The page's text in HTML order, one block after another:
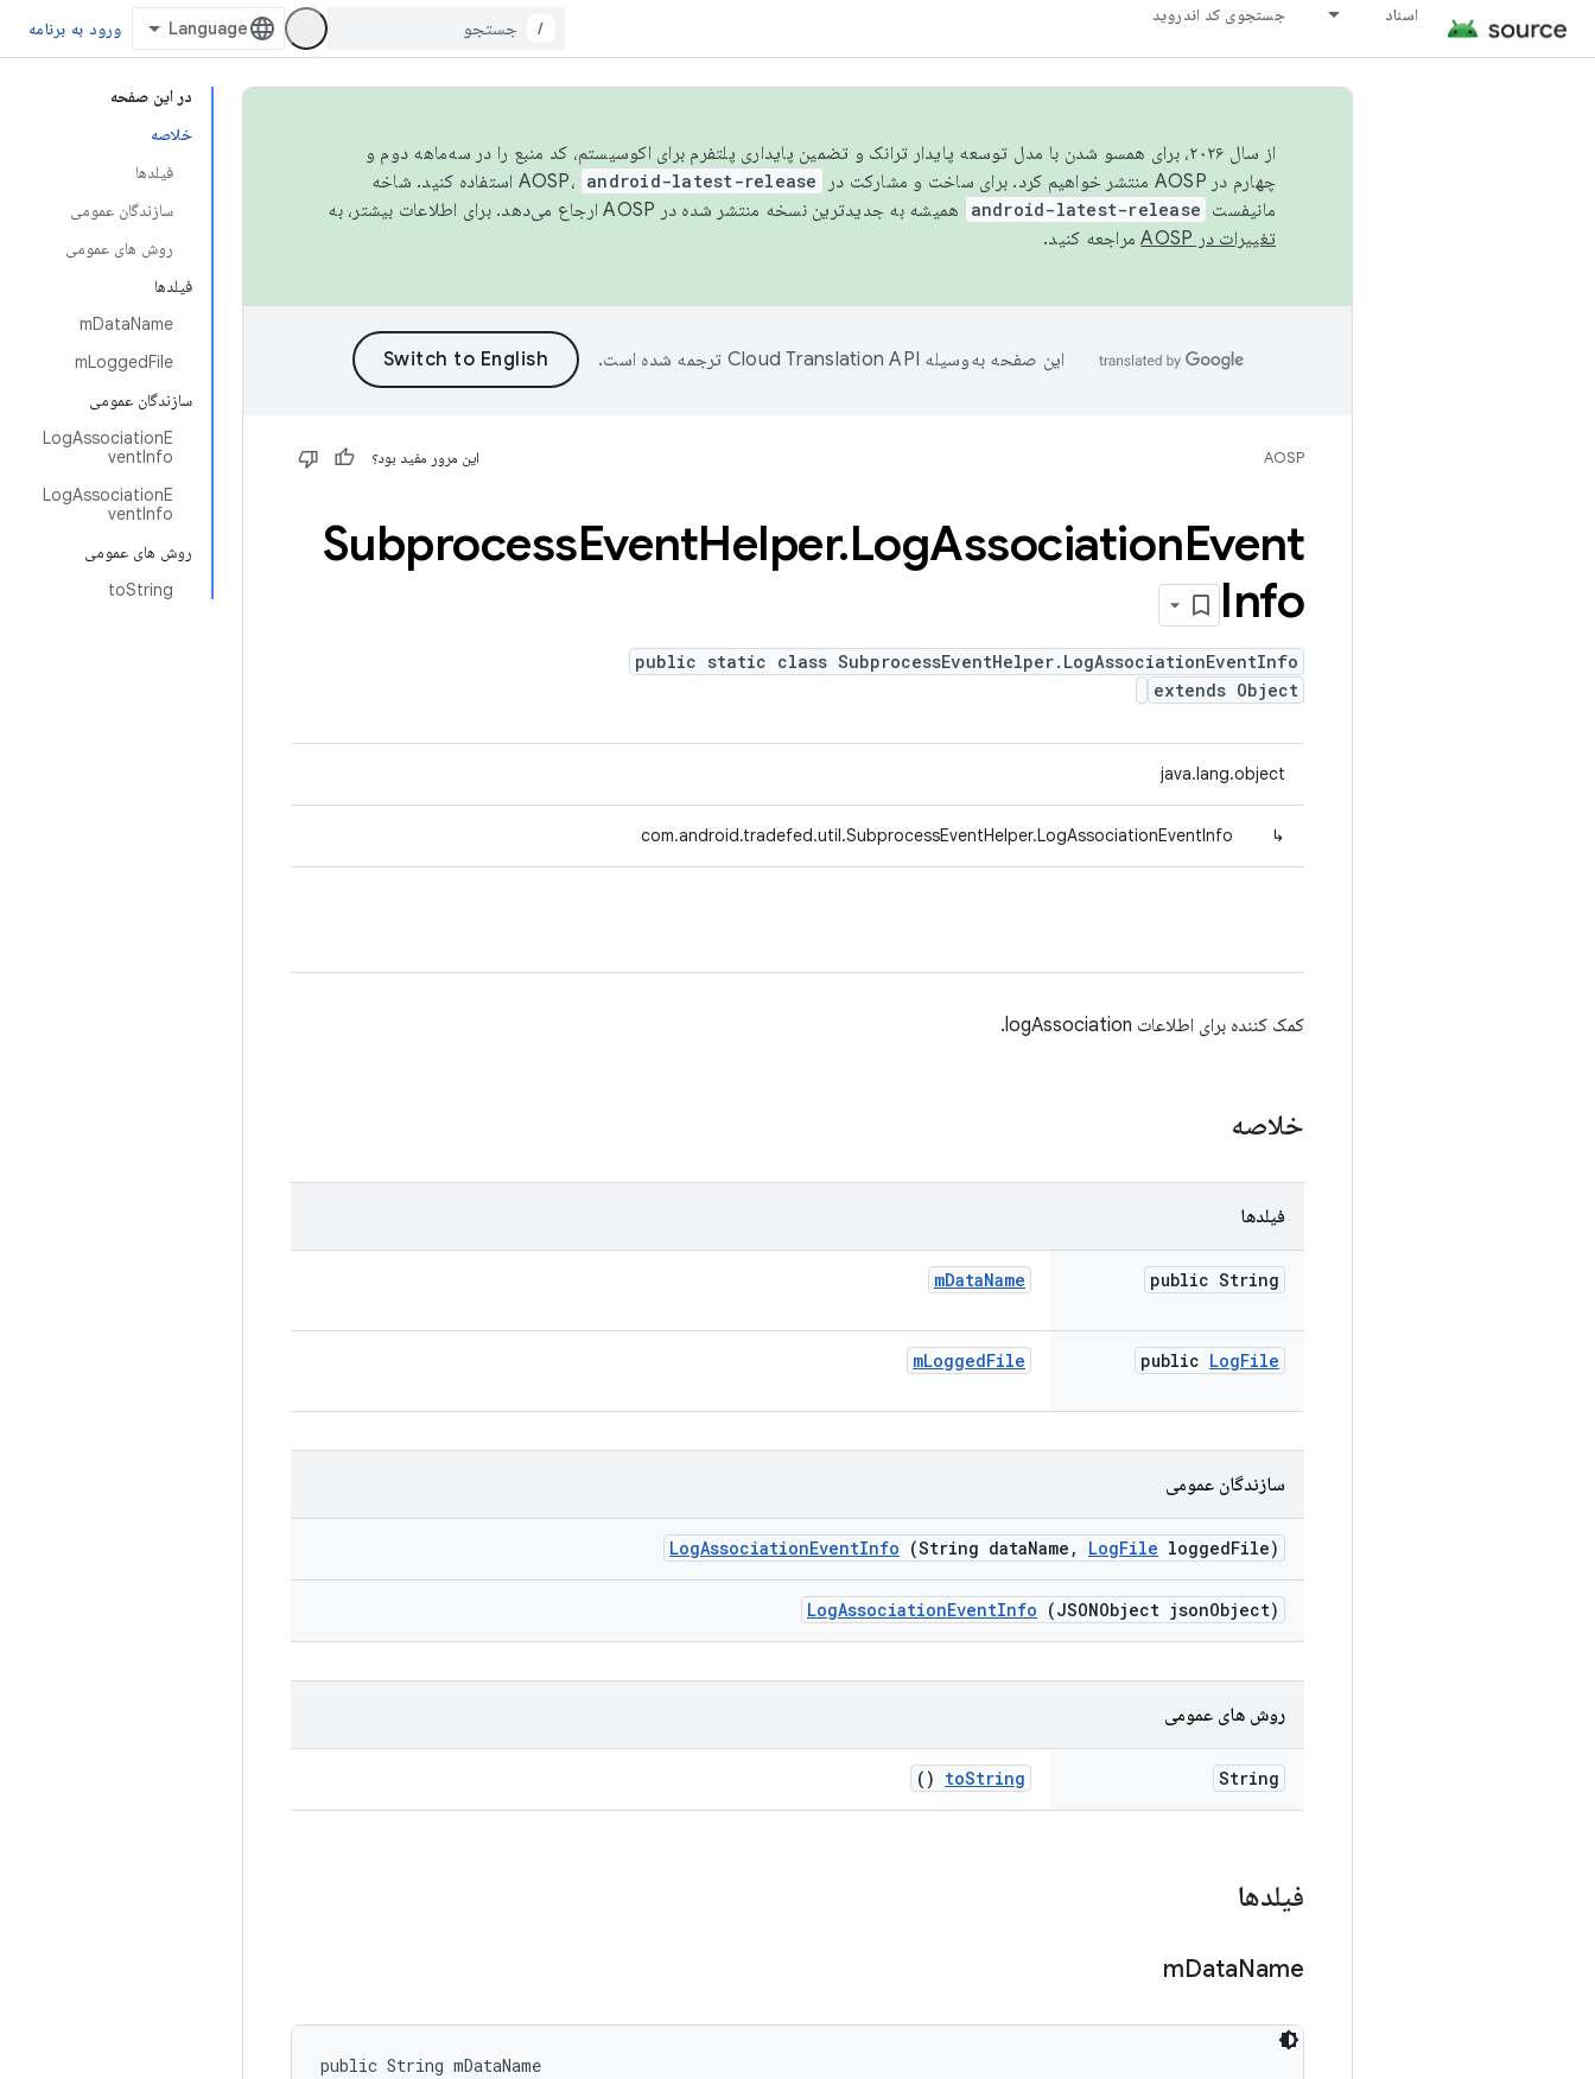
اسناد جستجوی کد اندروید
/ ورود به برنامه
در این صفحه
خلاصه
فیلدها
سازندگان عمومی
روش های عمومی
فیلدها
mDataName
mLoggedFile
سازندگان عمومی
LogAssociationE
ventInfo
LogAssociationE
ventInfo
روش های عمومی
toString
از سال ۲۰۲۶، برای همسو شدن با مدل توسعه پایدار ترانک و تضمین پایداری پلتفرم برای اکوسیستم، کد منبع را در سه‌ماهه دوم و
چهارم در AOSP منتشر خواهیم کرد. برای ساخت و مشارکت در AOSP،
android-latest-release
استفاده کنید. شاخه
مانیفست android-latest-release
همیشه به جدیدترین نسخه منتشر شده در AOSP ارجاع می‌دهد. برای اطلاعات بیشتر، به
تغییرات در AOSP
مراجعه کنید.
این صفحه به‌وسیله ترجمه شده است.
AOSP این مرور مفید بود؟
SubprocessEventHelper.LogAssociationEvent
Info
public static class SubprocessEventHelper.LogAssociationEventInfo
extends Object
java.lang.object
↳
com.android.tradefed.util.SubprocessEventHelper.LogAssociationEventInfo
کمک کننده برای اطلاعات logAssociation.
خلاصه
فیلدها
public String
mDataName
public LogFile
mLoggedFile
سازندگان عمومی
LogAssociationEventInfo (String dataName , LogFile loggedFile)
LogAssociationEventInfo (JSONObject jsonObject)
روش های عمومی
String
toString
()
فیلدها
mDataName
public String mDataName